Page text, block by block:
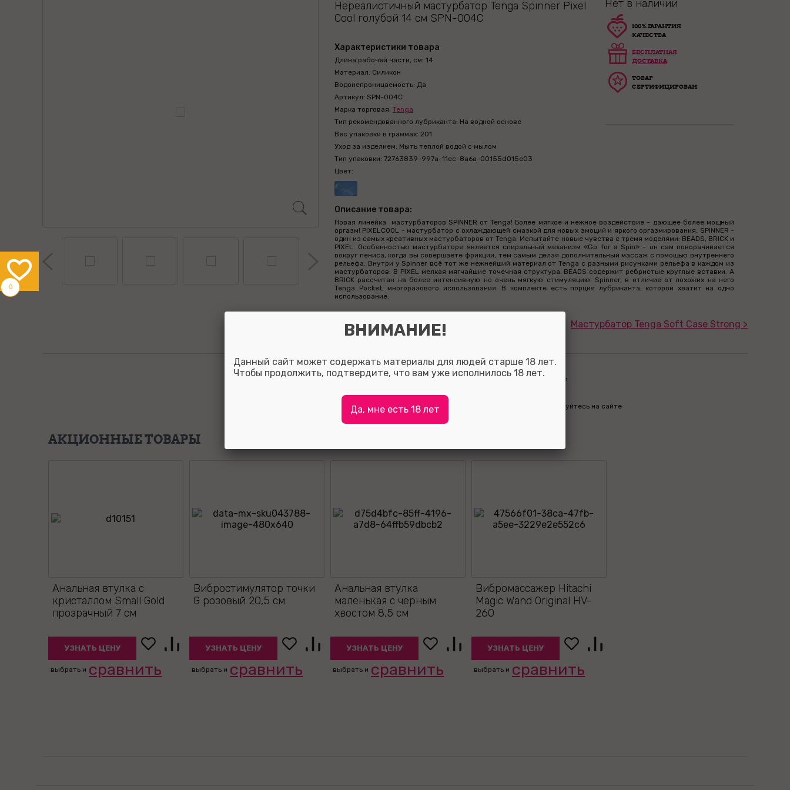
Нереалистичный мастурбатор Tenga Spinner Pixel
Cool голубой 14 см SPN-004C
Характеристики товара
Длина рабочей части, см: 14
Материал: Силикон
Водонепроницаемость: Да
Артикул: SPN-004C
Марка торговая: Tenga
Тип рекомендованного лубриканта: На водной основе
Вес упаковки в граммах: 201
Уход за изделием: Мыть теплой водой с мылом
Тип упаковки: 72763839-997a-11ec-8a6a-00155d015e03
Цвет:
Нет в наличии
100% ГАРАНТИЯ
КАЧЕСТВА
БЕСПЛАТНАЯ
ДОСТАВКА
ТОВАР
СЕРТИФИЦИРОВАН
Описание товара:
Новая линейка мастурбаторов SPINNER от Tenga! Более мягкое и нежное воздействие - дающее более мощный
оргазм! PIXELCOOL - мастурбатор с охлаждающей смазкой для новых эмоций и яркого оргазмирования. SPINNER -
один из самых креативных мастурбаторов от Tenga. Испытайте новые чувства с тремя моделями: BEADS, BRICK и
PIXEL. Особенностью мастурбаторе является спиральный механизм «Go for a Spin» - он сам поворачивается
вокруг пениса, когда вы совершаете фрикции, тем самым делая дополнительный массаж с помощью внутреннего
рельефа. Внутри у Spinner всё тот же нежнейший материал от Tenga с разными рисунками рельефа в каждом из
мастурбаторов: В PIXEL мелкая мягчайшие точечная структура. BEADS содержит ребристые круглые вставки. A
BRICK рассчитан на более интенсивную но очень мягкую стимуляцию. Spinner, в отличие от похожих на него
Tenga Pocket, многоразового использования. В комплекте есть порция лубриканта, которой хватит на одно
использование.
Мастурбатор Tenga Soft Case Strong >
Оставить отзыв:
Так вы сможете помочь потенциальным покупателям определиться
на ваш личный счет.
Для того что бы оставить отзыв зарегистрируйтесь либо авторизуйтесь на сайте
АКЦИОННЫЕ ТОВАРЫ
Анальная втулка с
кристаллом Small Gold
прозрачный 7 см
УЗНАТЬ ЦЕНУ
выбрать и сравнить
Вибростимулятор точки
G розовый 20,5 см
УЗНАТЬ ЦЕНУ
выбрать и сравнить
Анальная втулка
маленькая с черным
хвостом 8,5 см
УЗНАТЬ ЦЕНУ
выбрать и сравнить
Вибромассажер Hitachi
Magic Wand Original HV-
260
УЗНАТЬ ЦЕНУ
выбрать и сравнить
0
ВНИМАНИЕ!
Данный сайт может содержать материалы для людей старше 18 лет.
Чтобы продолжить, подтвердите, что вам уже исполнилось 18 лет.
Да, мне есть 18 лет